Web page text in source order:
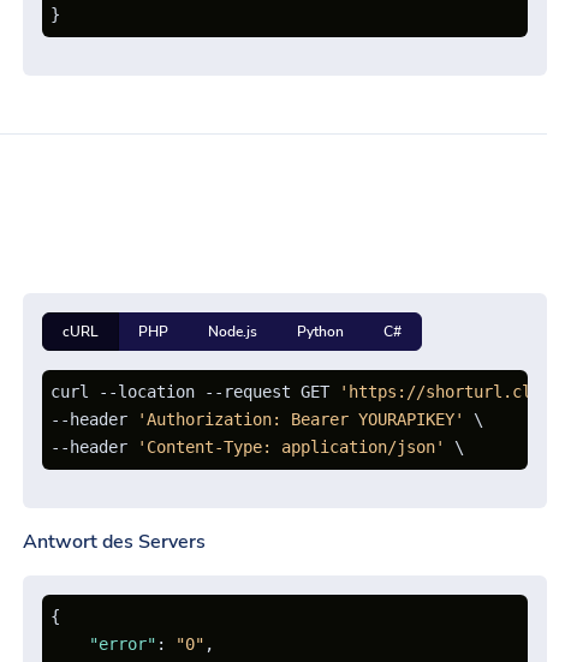
}
cURL PHP Node.js Python C#
curl --location --request GET
'https://shorturl.click/
--header
'Authorization: Bearer YOURAPIKEY'
\
--header
'Content-Type: application/json'
Antwort des Servers
{
"error" : "0" ,